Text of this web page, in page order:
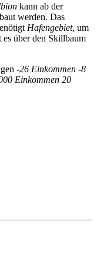
kann ab der
werden. Das
Hafengebiet, um
es über den Skillbaum
-26 Einkommen -8
Einkommen 20